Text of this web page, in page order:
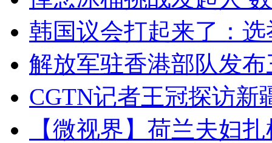
韩国议会打起来了：
解放军驻香港部队发
CGTN记者王冠探访新
【微视界】荷兰夫妇